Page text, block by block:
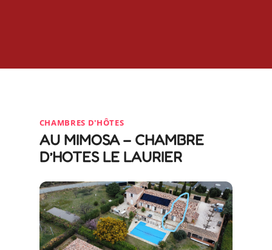
CHAMBRES D'HÔTES
AU MIMOSA – CHAMBRE
D’HOTES LE LAURIER